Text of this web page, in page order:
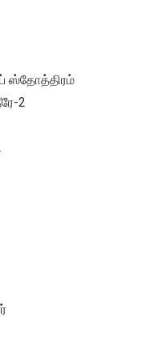
ஸ்தோத்திரம்
2